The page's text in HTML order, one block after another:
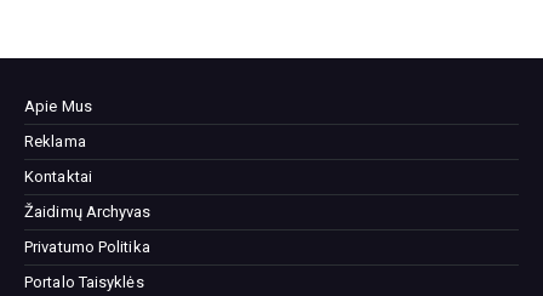
Apie Mus
Reklama
Kontaktai
Žaidimų Archyvas
Privatumo Politika
Portalo Taisyklės